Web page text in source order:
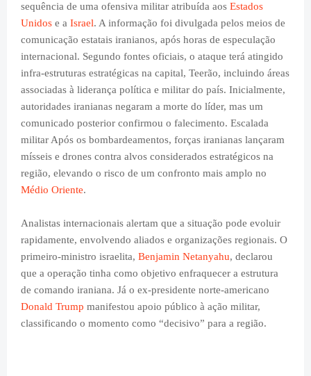
sequência de uma ofensiva militar atribuída aos Estados
Unidos e a Israel. A informação foi divulgada pelos meios de
comunicação estatais iranianos, após horas de especulação
internacional. Segundo fontes oficiais, o ataque terá atingido
infra-estruturas estratégicas na capital, Teerão, incluindo áreas
associadas à liderança política e militar do país. Inicialmente,
autoridades iranianas negaram a morte do líder, mas um
comunicado posterior confirmou o falecimento. Escalada
militar Após os bombardeamentos, forças iranianas lançaram
mísseis e drones contra alvos considerados estratégicos na
região, elevando o risco de um confronto mais amplo no
Médio Oriente.
Analistas internacionais alertam que a situação pode evoluir
rapidamente, envolvendo aliados e organizações regionais. O
primeiro-ministro israelita, Benjamin Netanyahu, declarou
que a operação tinha como objetivo enfraquecer a estrutura
de comando iraniana. Já o ex-presidente norte-americano
Donald Trump manifestou apoio público à ação militar,
classificando o momento como “decisivo” para a região.